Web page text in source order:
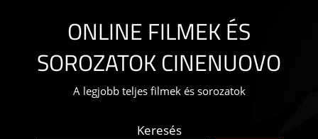
content
ONLINE FILMEK ÉS
SOROZATOK CINENUOVO
A legjobb teljes filmek és sorozatok
Keresés